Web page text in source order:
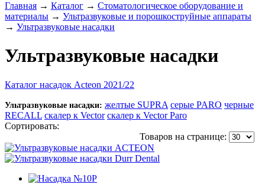
Главная → Каталог → Стоматологическое оборудование и
материалы → Ультразвуковые и порошкоструйные аппараты
→ Ультразвуковые насадки
Ультразвуковые насадки
Каталог насадок Acteon 2021/22
Ультразвуковые насадки: желтые SUPRA серые PARO черные
RECALL скалер к Vector скалер к Vector Paro
Сортировать:
Товаров на странице: